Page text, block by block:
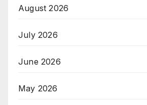
August 2026
July 2026
June 2026
May 2026